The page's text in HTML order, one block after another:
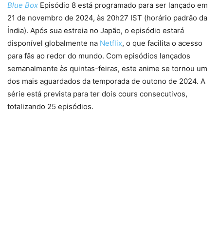
Blue Box Episódio 8 está programado para ser lançado em
21 de novembro de 2024, às 20h27 IST (horário padrão da
Índia). Após sua estreia no Japão, o episódio estará
disponível globalmente na Netflix, o que facilita o acesso
para fãs ao redor do mundo. Com episódios lançados
semanalmente às quintas-feiras, este anime se tornou um
dos mais aguardados da temporada de outono de 2024. A
série está prevista para ter dois cours consecutivos,
totalizando 25 episódios.